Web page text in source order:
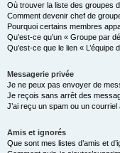
Où trouver la liste des groupes
Comment devenir chef de
Pourquoi certains membres
Qu’est-ce qu’un « Groupe par
Qu’est-ce que le lien « L’équipe
Messagerie privée
Je ne peux pas envoyer de
Je reçois sans arrêt des
J’ai reçu un spam ou un
Amis et ignorés
Que sont mes listes d’amis et